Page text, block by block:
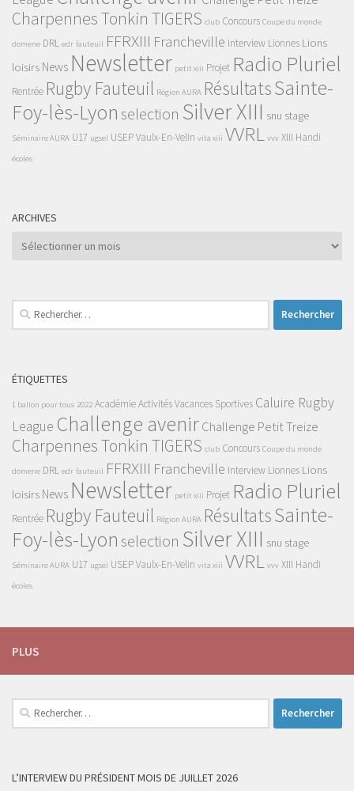
Charpennes Tonkin TIGERS club Concours Coupe du monde
domene DRL edr fauteuil FFRXIII Francheville Interview Lionnes Lions
loisirs News Newsletter petit xiii Projet Radio Pluriel
Rentrée Rugby Fauteuil Région AURA RésultatsSainte-
Foy-lès-Lyon selection Silver XIII snu stage
Séminaire AURA U17 ugsel USEPVaulx-En-Velin vita xiii VVRL vvv XIII Handi
écoles
ARCHIVES
Archives
Rechercher :
ÉTIQUETTES
1 ballon pour tous 2022 AcadémieActivités Vacances Sportives Caluire Rugby
League Challenge avenirChallenge Petit Treize
Charpennes Tonkin TIGERS club Concours Coupe du monde
domene DRL edr fauteuil FFRXIII Francheville Interview Lionnes Lions
loisirs News Newsletter petit xiii Projet Radio Pluriel
Rentrée Rugby Fauteuil Région AURA RésultatsSainte-
Foy-lès-Lyon selection Silver XIII snu stage
Séminaire AURA U17 ugsel USEPVaulx-En-Velin vita xiii VVRL vvv XIII Handi
écoles
PLUS
Rechercher :
L’INTERVIEW DU PRÉSIDENT MOIS DE JUILLET 2026